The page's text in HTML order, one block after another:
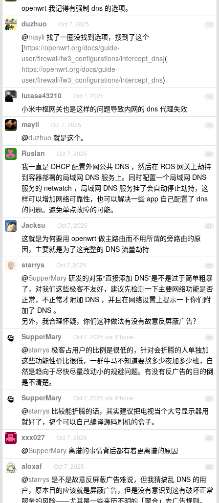
openwrt 我记得有强制 dns 的选项。
17
duzhuo Oct 7, 2025
@mayli 找了一圈没找到选项，搜到了这个
[https://openwrt.org/docs/guide-
user/firewall/fw3_configurations/intercept_dns](
https://openwrt.org/docs/guide-
user/firewall/fw3_configurations/intercept_dns)
18
lutasa43210 Oct 7, 2025
小米中枢网关也是这样的问题导致内网的 dns 代理失效
19
mayli Oct 7, 2025
@duzhuo 就是这个。
20
Ruslan Oct 7, 2025
我一直是 DHCP 配置外网公共 DNS ，然后在 ROS 网关上劫持
到容器部署的局域网 DNS 服务上。同时配置一个局域网 DNS
服务的 netwatch ，局域网 DNS 服务挂了会自动停止劫持，这
样可以增加网络可靠性，也可以解决一些 app 自己配置了 dns
的问题。避免单点故障的可能。
21
Jacksu Oct 7, 2025
这就是为何要用 openwrt 做主路由而不用所谓的旁路由的原
因，主要就是为了这完整的 DNS 流量劫持
22
starrys Oct 7, 2025
@SupperMary 研发的对策“直接添加 DNS”是不是过于简单粗暴
了，对我们这些极客不友好，建议先检测一下主要网络功能是否
正常，不正常才附加 DNS ，并且在网络设置上提示一下你们附
加了 DNS 。
另外，我合理怀疑，你们这种做法有没有故意反屏蔽广告？
23
SupperMary Oct 7, 2025 via iPhone
@starrys 极客占用户的比例是很低的，针对会折腾的人单独加
这些功能性价比很低，一群牛马不知道要熬多少夜加多少班，自
然是趋向于尽快尽量改动小的规避问题。有没有反广告的目的倒
是不清楚。
24
SupperMary Oct 7, 2025 via iPhone
@starrys 比较能折腾的话，其实建议把电视当个大号显示器用
就好了，搞个可以自己编译源码刷机的盒子。
25
xxx027 Oct 7, 2025
@SupperMary 离谱的事情背后都有着更离谱的原因
26
aloxaf Oct 7, 2025
@starrys 是不是故意反屏蔽广告难说，但我猜搞乱 DNS 的用
户，原本目的应该就是屏蔽广告，但是没有意识到这有破坏正常
服务的风险——尤其是一些来历不明的「聚合」去广告规则。